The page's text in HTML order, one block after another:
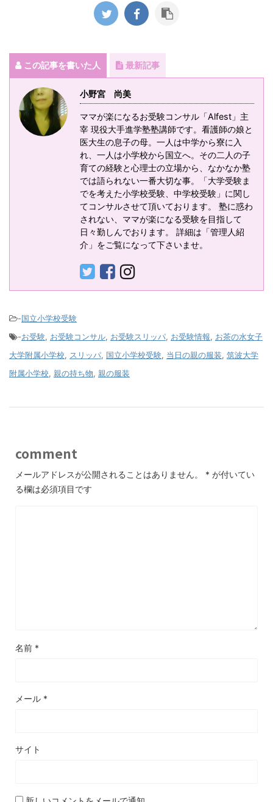
この記事を書いた人 最新記事
小野宮 尚美
ママが楽になるお受験コンサル「Alfest」主
宰 現役大手進学塾塾講師です。看護師の娘と
医大生の息子の母。一人は中学から寮に入
れ、一人は小学校から国立へ。その二人の子
育ての経験と心理士の立場から、なかなか塾
では語られない一番大切な事。「大学受験ま
でを考えた小学校受験、中学校受験」に関し
てコンサルさせて頂いております。 塾に惑わ
されない、ママが楽になる受験を目指して
日々勤しんでおります。 詳細は「管理人紹
介」をご覧になって下さいませ。
-国立小学校受験
-お受験, お受験コンサル, お受験スリッパ, お受験情報, お茶の水女子
大学附属小学校, スリッパ, 国立小学校受験, 当日の親の服装, 筑波大学
附属小学校, 親の持ち物, 親の服装
comment
メールアドレスが公開されることはありません。 * が付いてい
る欄は必須項目です
名前 *
メール *
サイト